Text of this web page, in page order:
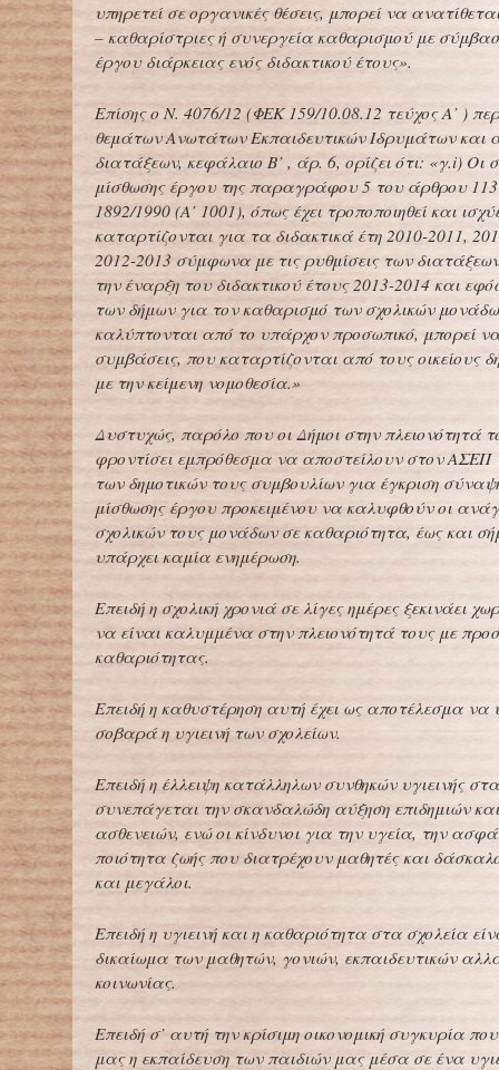
υπηρετεί σε οργανικές θέσεις, μπορεί να
– καθαρίστριες ή συνεργεία καθαρισμού με
έργου διάρκειας ενός διδακτικού έτους».
Επίσης ο Ν. 4076/12 (ΦΕΚ 159/10.08.12 τεύχος Α’ )
θεμάτων Ανωτάτων Εκπαιδευτικών Ιδρυμάτων και
διατάξεων, κεφάλαιο Β’ , άρ. 6, ορίζει ότι: «γ.i) Οι
μίσθωσης έργου της παραγράφου 5 του άρθρου
1892/1990 (Α’ 1001), όπως έχει τροποποιηθεί και
καταρτίζονται για τα διδακτικά έτη 2010-2011,
2012-2013 σύμφωνα με τις ρυθμίσεις των
την έναρξη του διδακτικού έτους 2013-2014 και
των δήμων για τον καθαρισμό των σχολικών
καλύπτονται από το υπάρχον προσωπικό, μπορεί
συμβάσεις, που καταρτίζονται από τους οικείους
με την κείμενη νομοθεσία.»
Δυστυχώς, παρόλο που οι Δήμοι στην πλειονότητά
φροντίσει εμπρόθεσμα να αποστείλουν στον ΑΣΕΠ
των δημοτικών τους συμβουλίων για έγκριση
μίσθωσης έργου προκειμένου να καλυφθούν οι
σχολικών τους μονάδων σε καθαριότητα, έως και
υπάρχει καμία ενημέρωση.
Επειδή η σχολική χρονιά σε λίγες ημέρες ξεκινάει
να είναι καλυμμένα στην πλειονότητά τους με
καθαριότητας.
Επειδή η καθυστέρηση αυτή έχει ως αποτέλεσμα να
σοβαρά η υγιεινή των σχολείων.
Επειδή η έλλειψη κατάλληλων συνθηκών υγιεινής
συνεπάγεται την σκανδαλώδη αύξηση επιδημιών
ασθενειών, ενώ οι κίνδυνοι για την υγεία, την
ποιότητα ζωής που διατρέχουν μαθητές και
και μεγάλοι.
Επειδή η υγιεινή και η καθαριότητα στα σχολεία
δικαίωμα των μαθητών, γονιών, εκπαιδευτικών
κοινωνίας.
Επειδή σ’ αυτή την κρίσιμη οικονομική συγκυρία
μας η εκπαίδευση των παιδιών μας μέσα σε ένα